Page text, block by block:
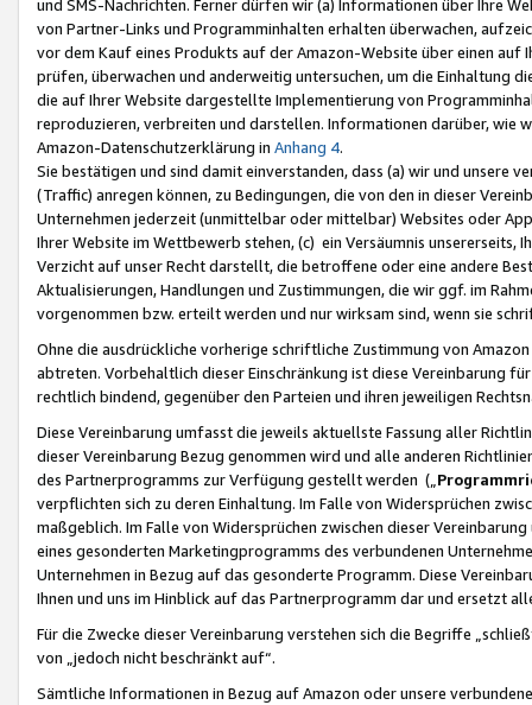
und SMS-Nachrichten. Ferner dürfen wir (a) Informationen über Ihre
von Partner-Links und Programminhalten erhalten überwachen,
vor dem Kauf eines Produkts auf der Amazon-Website über einen
prüfen, überwachen und anderweitig untersuchen, um die Einhaltung
die auf Ihrer Website dargestellte Implementierung von
reproduzieren, verbreiten und darstellen. Informationen darüber, wie
Amazon-Datenschutzerklärung in Anhang 4.
Sie bestätigen und sind damit einverstanden, dass (a) wir und
(Traffic) anregen können, zu Bedingungen, die von den in dieser
Unternehmen jederzeit (unmittelbar oder mittelbar) Websites oder
Ihrer Website im Wettbewerb stehen, (c) ein Versäumnis unsererseits,
Verzicht auf unser Recht darstellt, die betroffene oder eine andere
Aktualisierungen, Handlungen und Zustimmungen, die wir ggf. im
vorgenommen bzw. erteilt werden und nur wirksam sind, wenn sie
Ohne die ausdrückliche vorherige schriftliche Zustimmung von
abtreten. Vorbehaltlich dieser Einschränkung ist diese Vereinbarung
rechtlich bindend, gegenüber den Parteien und ihren jeweiligen
Diese Vereinbarung umfasst die jeweils aktuellste Fassung aller
dieser Vereinbarung Bezug genommen wird und alle anderen
des Partnerprogramms zur Verfügung gestellt werden („
verpflichten sich zu deren Einhaltung. Im Falle von Widersprüchen
maßgeblich. Im Falle von Widersprüchen zwischen dieser
eines gesonderten Marketingprogramms des verbundenen
Unternehmen in Bezug auf das gesonderte Programm. Diese
Ihnen und uns im Hinblick auf das Partnerprogramm dar und ersetzt
Für die Zwecke dieser Vereinbarung verstehen sich die Begriffe
von „jedoch nicht beschränkt auf“.
Sämtliche Informationen in Bezug auf Amazon oder unsere